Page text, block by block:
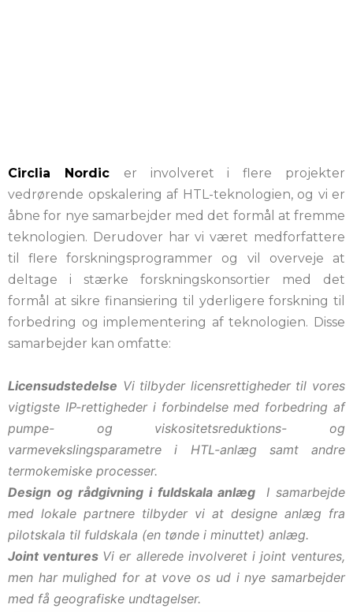
Circlia Nordic er involveret i flere projekter
vedrørende opskalering af HTL-teknologien, og vi er
åbne for nye samarbejder med det formål at fremme
teknologien. Derudover har vi været medforfattere
til flere forskningsprogrammer og vil overveje at
deltage i stærke forskningskonsortier med det
formål at sikre finansiering til yderligere forskning til
forbedring og implementering af teknologien. Disse
samarbejder kan omfatte:
Licensudstedelse Vi tilbyder licensrettigheder til vores
vigtigste IP-rettigheder i forbindelse med forbedring af
pumpe- og viskositetsreduktions- og
varmevekslingsparametre i HTL-anlæg samt andre
termokemiske processer.
Design og rådgivning i fuldskala anlæg I samarbejde
med lokale partnere tilbyder vi at designe anlæg fra
pilotskala til fuldskala (en tønde i minuttet) anlæg.
Joint ventures Vi er allerede involveret i joint ventures,
men har mulighed for at vove os ud i nye samarbejder
med få geografiske undtagelser.